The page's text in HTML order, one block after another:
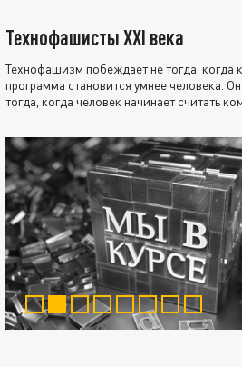
Технофашисты XXI века
Технофашизм побеждает не тогда, когда
программа становится умнее человека.
тогда, когда человек начинает считать